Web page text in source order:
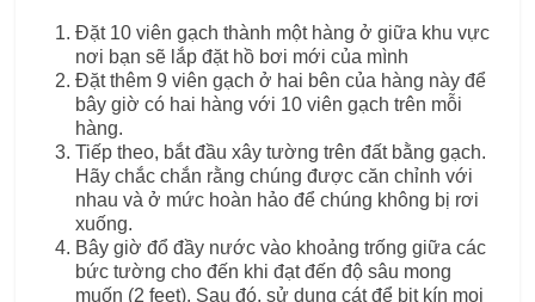
Đặt 10 viên gạch thành một hàng ở giữa khu vực
nơi bạn sẽ lắp đặt hồ bơi mới của mình
Đặt thêm 9 viên gạch ở hai bên của hàng này để
bây giờ có hai hàng với 10 viên gạch trên mỗi
hàng.
Tiếp theo, bắt đầu xây tường trên đất bằng gạch.
Hãy chắc chắn rằng chúng được căn chỉnh với
nhau và ở mức hoàn hảo để chúng không bị rơi
xuống.
Bây giờ đổ đầy nước vào khoảng trống giữa các
bức tường cho đến khi đạt đến độ sâu mong
muốn (2 feet). Sau đó, sử dụng cát để bịt kín mọi